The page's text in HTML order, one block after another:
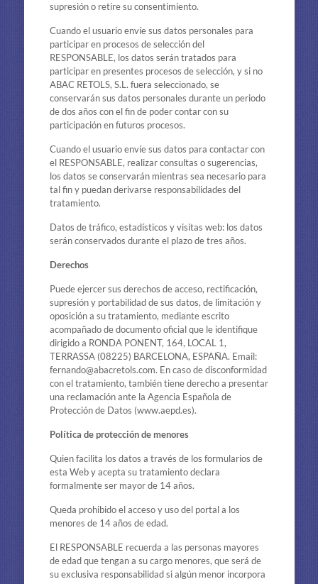
supresión o retire su consentimiento.
Cuando el usuario envíe sus datos personales para
participar en procesos de selección del
RESPONSABLE, los datos serán tratados para
participar en presentes procesos de selección, y si no
ABAC RETOLS, S.L. fuera seleccionado, se
conservarán sus datos personales durante un periodo
de dos años con el fin de poder contar con su
participación en futuros procesos.
Cuando el usuario envíe sus datos para contactar con
el RESPONSABLE, realizar consultas o sugerencias,
los datos se conservarán mientras sea necesario para
tal fin y puedan derivarse responsabilidades del
tratamiento.
Datos de tráfico, estadísticos y visitas web: los datos
serán conservados durante el plazo de tres años.
Derechos
Puede ejercer sus derechos de acceso, rectificación,
supresión y portabilidad de sus datos, de limitación y
oposición a su tratamiento, mediante escrito
acompañado de documento oficial que le identifique
dirigido a RONDA PONENT, 164, LOCAL 1,
TERRASSA (08225) BARCELONA, ESPAÑA. Email:
fernando@abacretols.com. En caso de disconformidad
con el tratamiento, también tiene derecho a presentar
una reclamación ante la Agencia Española de
Protección de Datos (www.aepd.es).
Política de protección de menores
Quien facilita los datos a través de los formularios de
esta Web y acepta su tratamiento declara
formalmente ser mayor de 14 años.
Queda prohibido el acceso y uso del portal a los
menores de 14 años de edad.
El RESPONSABLE recuerda a las personas mayores
de edad que tengan a su cargo menores, que será de
su exclusiva responsabilidad si algún menor incorpora